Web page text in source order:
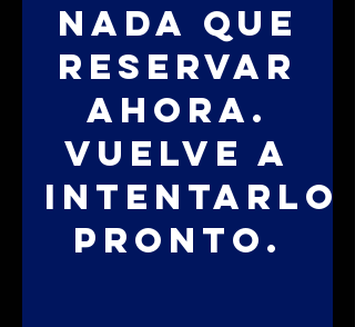
Nada que
reservar
ahora.
Vuelve a
intentarlo
pronto.